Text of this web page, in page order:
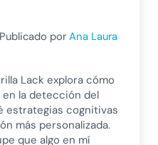
Publicado porAna Laura
Lack explora cómo
la detección del
estrategias cognitivas
más personalizada.
que algo en mí